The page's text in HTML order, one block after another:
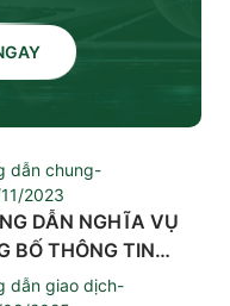
dẫn chung-
2023
DẪN NGHĨA VỤ
BỐ THÔNG TIN
dẫn giao dịch-